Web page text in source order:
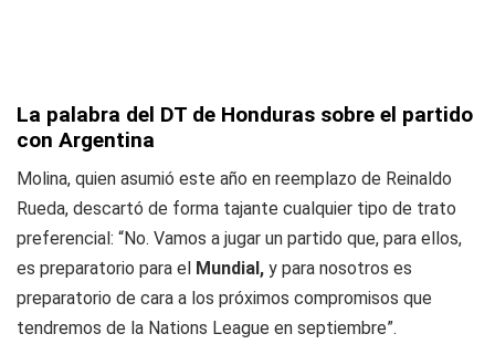
La palabra del DT de Honduras sobre el partido
con Argentina
Molina, quien asumió este año en reemplazo de Reinaldo
Rueda, descartó de forma tajante cualquier tipo de trato
preferencial: “No. Vamos a jugar un partido que, para ellos,
es preparatorio para el Mundial, y para nosotros es
preparatorio de cara a los próximos compromisos que
tendremos de la Nations League en septiembre”.